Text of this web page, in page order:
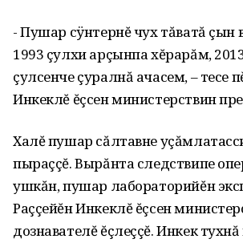
- Пушар сÿнтернĕ чух тăватă çын
1993 çулхи арçынпа хĕрарăм‚
çулсенче çуралнă ачасем‚ – тесе
Инкеклĕ ĕçсен министерствин
Халĕ пушар сăлтавне
пыраççĕ. Вырăнта следствипе
ушкăн‚ пушар лабораторийĕн
Раççейĕн Инкеклĕ ĕçсен
дознавателĕ ĕçлеççĕ. Инкек